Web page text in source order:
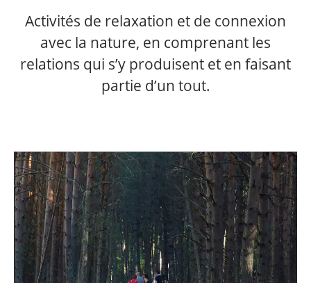
Activités de relaxation et de connexion
avec la nature, en comprenant les
relations qui s’y produisent et en faisant
partie d’un tout.